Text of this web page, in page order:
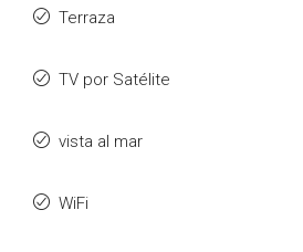
Terraza
TV por Satélite
vista al mar
WiFi